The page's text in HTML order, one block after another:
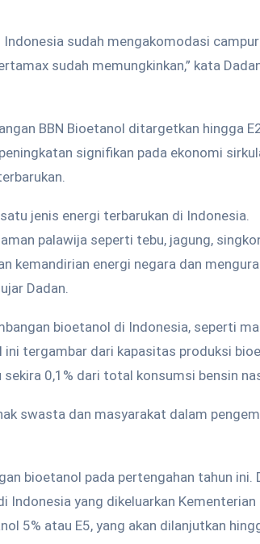
sudah mengakomodasi
sudah memungkinkan,” kata
BBN Bioetanol ditargetkan hingga
signifikan pada ekonomi
jenis energi terbarukan di Indonesia.
palawija seperti tebu, jagung,
kemandirian energi negara dan
Dadan.
bioetanol di Indonesia, seperti
ini tergambar dari kapasitas produksi
0,1% dari total konsumsi bensin
swasta dan masyarakat dalam
bioetanol pada pertengahan tahun ini.
yang dikeluarkan Kementerian
5% atau E5, yang akan dilanjutkan